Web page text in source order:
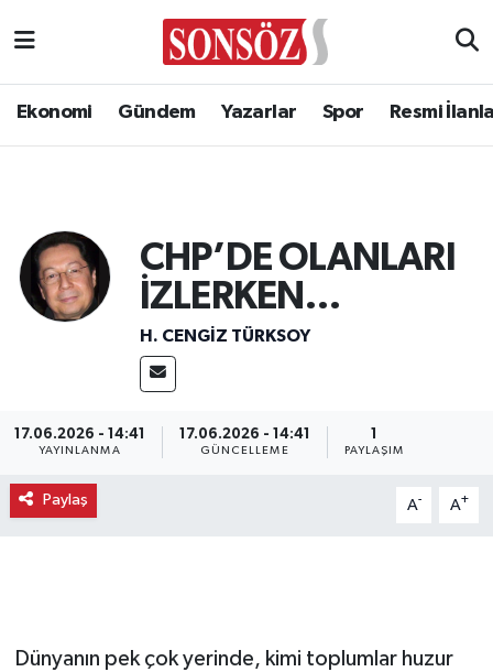
Ekonomi Gündem Yazarlar Spor Resmi
CHP’DE OLANLARI
İZLERKEN…
H. CENGIZ TÜRKSOY
17.06.2026 - 14:41
YAYINLANMA
17.06.2026 - 14:41
GÜNCELLEME PAYLAŞIM
Paylaş A- A+
Dünyanın pek çok yerinde, kimi toplumlar huzur